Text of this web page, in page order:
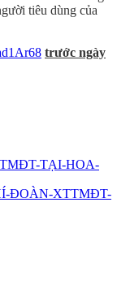
tiêu dùng của
trước ngày
TẠI-HOA-
ĐOÀN-XTTMĐT-